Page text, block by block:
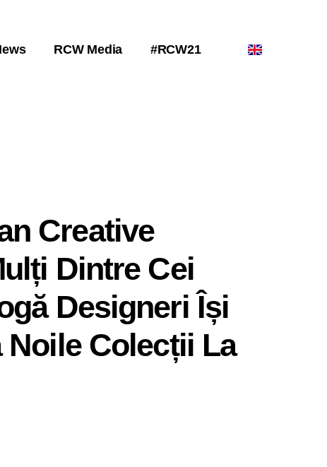
RCW Media #RCW21
Creative
Dintre Cei
Designeri Își
Noile Colecții La